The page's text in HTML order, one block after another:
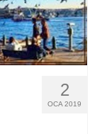
2
OCA 2019